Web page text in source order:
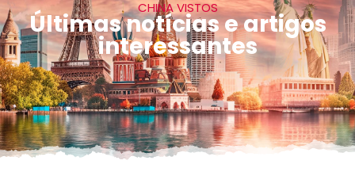
CHINA VISTOS
Últimas notícias e artigos
interessantes